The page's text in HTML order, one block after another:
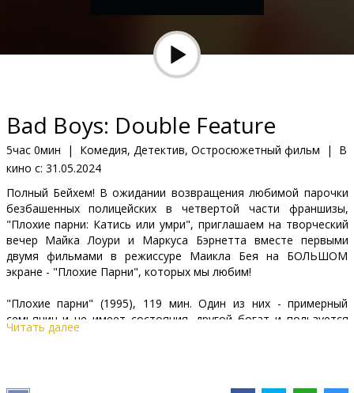
Клуб
Bad Boys: Double Feature
5час 0мин | Комедия, Детектив, Остросюжетный фильм |
В
кино с: 31.05.2024
Полный Бейхем! В ожидании возвращения любимой парочки
безбашенных полицейских в четвертой части франшизы,
"Плохие парни: Катись или умри", приглашаем на творческий
вечер Майка Лоури и Маркуса Бэрнетта вместе первыми
двумя фильмами в режиссуре Маикла Бея на БОЛЬШОМ
экране - "Плохие Парни", которых мы любим!
"Плохие парни" (1995), 119 мин. Один из них - примерный
семьянин и не имеет состояния, другой богат и пользуется
всеми благами холостяцкой жизни. Помимо дружбы их
Читать далее